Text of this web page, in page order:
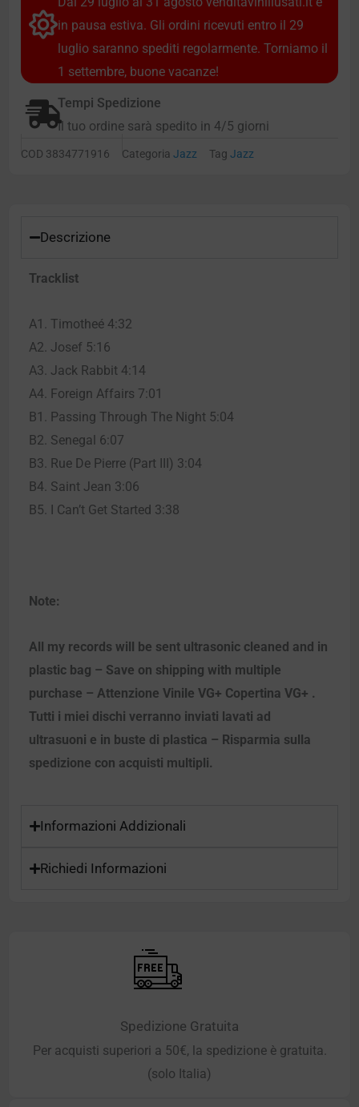
in pausa estiva. Gli ordini ricevuti entro il 29
luglio saranno spediti regolarmente. Torniamo il
1 settembre, buone vacanze!
Tempi Spedizione
Il tuo ordine sarà spedito in 4/5 giorni
COD 3834771916 Categoria Jazz Tag Jazz
Descrizione
Tracklist
A1. Timotheé 4:32
A2. Josef 5:16
A3. Jack Rabbit 4:14
A4. Foreign Affairs 7:01
B1. Passing Through The Night 5:04
B2. Senegal 6:07
B3. Rue De Pierre (Part III) 3:04
B4. Saint Jean 3:06
B5. I Can’t Get Started 3:38
Note:
All my records will be sent ultrasonic cleaned and in
plastic bag – Save on shipping with multiple
purchase – Attenzione Vinile VG+ Copertina VG+ .
Tutti i miei dischi verranno inviati lavati ad
ultrasuoni e in buste di plastica – Risparmia sulla
spedizione con acquisti multipli.
Informazioni Addizionali
Richiedi Informazioni
Spedizione Gratuita
Per acquisti superiori a 50€, la spedizione è gratuita.
(solo Italia)